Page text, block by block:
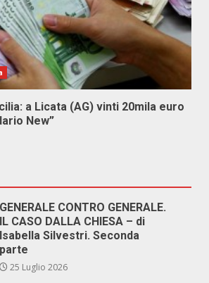
a Licata (AG) vinti 20mila euro
New”
GENERALE CONTRO GENERALE.
IL CASO DALLA CHIESA – di
Isabella Silvestri. Seconda
parte
25 Luglio 2026